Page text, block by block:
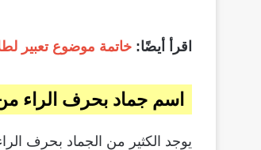
اقرأ أيضًا: خاتمة موضوع تعبير
اسم جماد بحرف الراء
يوجد الكثير من الجماد بحرف